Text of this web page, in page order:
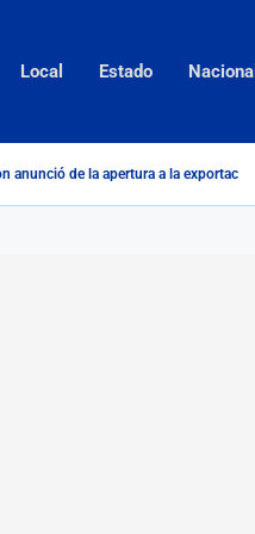
Local Estado Nacional
anunció de la apertura a la exportación